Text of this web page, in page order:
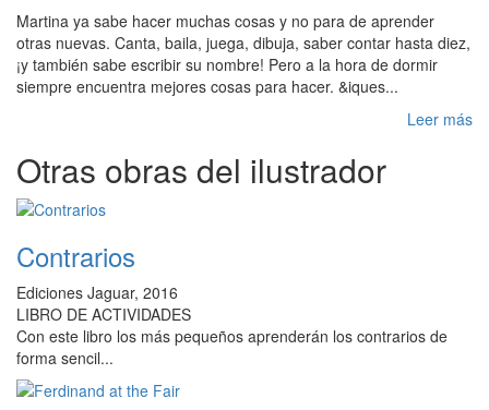
Martina ya sabe hacer muchas cosas y no para de aprender
otras nuevas. Canta, baila, juega, dibuja, saber contar hasta diez,
¡y también sabe escribir su nombre! Pero a la hora de dormir
siempre encuentra mejores cosas para hacer. &iques...
Leer más
Otras obras del ilustrador
Contrarios
Ediciones Jaguar, 2016
LIBRO DE ACTIVIDADES
Con este libro los más pequeños aprenderán los contrarios de
forma sencil...